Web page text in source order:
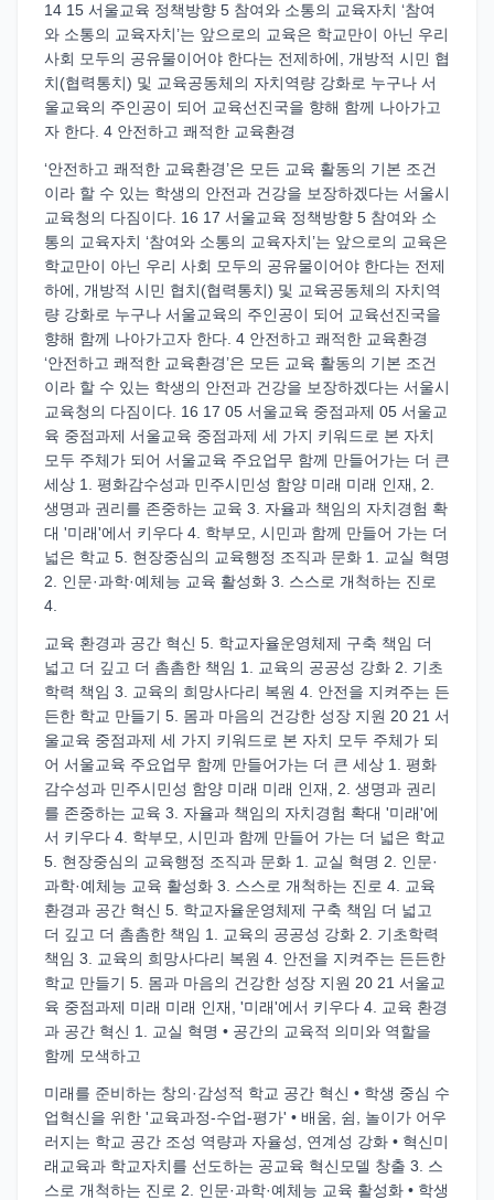
14 15 서울교육 정책방향 5 참여와 소통의 교육자치 ‘참여
와 소통의 교육자치’는 앞으로의 교육은 학교만이 아닌 우리
사회 모두의 공유물이어야 한다는 전제하에, 개방적 시민 협
치(협력통치) 및 교육공동체의 자치역량 강화로 누구나 서
울교육의 주인공이 되어 교육선진국을 향해 함께 나아가고
자 한다. 4 안전하고 쾌적한 교육환경
‘안전하고 쾌적한 교육환경’은 모든 교육 활동의 기본 조건
이라 할 수 있는 학생의 안전과 건강을 보장하겠다는 서울시
교육청의 다짐이다. 16 17 서울교육 정책방향 5 참여와 소
통의 교육자치 ‘참여와 소통의 교육자치’는 앞으로의 교육은
학교만이 아닌 우리 사회 모두의 공유물이어야 한다는 전제
하에, 개방적 시민 협치(협력통치) 및 교육공동체의 자치역
량 강화로 누구나 서울교육의 주인공이 되어 교육선진국을
향해 함께 나아가고자 한다. 4 안전하고 쾌적한 교육환경
‘안전하고 쾌적한 교육환경’은 모든 교육 활동의 기본 조건
이라 할 수 있는 학생의 안전과 건강을 보장하겠다는 서울시
교육청의 다짐이다. 16 17 05 서울교육 중점과제 05 서울교
육 중점과제 서울교육 중점과제 세 가지 키워드로 본 자치
모두 주체가 되어 서울교육 주요업무 함께 만들어가는 더 큰
세상 1. 평화감수성과 민주시민성 함양 미래 미래 인재, 2.
생명과 권리를 존중하는 교육 3. 자율과 책임의 자치경험 확
대 '미래'에서 키우다 4. 학부모, 시민과 함께 만들어 가는 더
넓은 학교 5. 현장중심의 교육행정 조직과 문화 1. 교실 혁명
2. 인문·과학·예체능 교육 활성화 3. 스스로 개척하는 진로
4.
교육 환경과 공간 혁신 5. 학교자율운영체제 구축 책임 더
넓고 더 깊고 더 촘촘한 책임 1. 교육의 공공성 강화 2. 기초
학력 책임 3. 교육의 희망사다리 복원 4. 안전을 지켜주는 든
든한 학교 만들기 5. 몸과 마음의 건강한 성장 지원 20 21 서
울교육 중점과제 세 가지 키워드로 본 자치 모두 주체가 되
어 서울교육 주요업무 함께 만들어가는 더 큰 세상 1. 평화
감수성과 민주시민성 함양 미래 미래 인재, 2. 생명과 권리
를 존중하는 교육 3. 자율과 책임의 자치경험 확대 '미래'에
서 키우다 4. 학부모, 시민과 함께 만들어 가는 더 넓은 학교
5. 현장중심의 교육행정 조직과 문화 1. 교실 혁명 2. 인문·
과학·예체능 교육 활성화 3. 스스로 개척하는 진로 4. 교육
환경과 공간 혁신 5. 학교자율운영체제 구축 책임 더 넓고
더 깊고 더 촘촘한 책임 1. 교육의 공공성 강화 2. 기초학력
책임 3. 교육의 희망사다리 복원 4. 안전을 지켜주는 든든한
학교 만들기 5. 몸과 마음의 건강한 성장 지원 20 21 서울교
육 중점과제 미래 미래 인재, '미래'에서 키우다 4. 교육 환경
과 공간 혁신 1. 교실 혁명 • 공간의 교육적 의미와 역할을
함께 모색하고
미래를 준비하는 창의·감성적 학교 공간 혁신 • 학생 중심 수
업혁신을 위한 '교육과정-수업-평가' • 배움, 쉼, 놀이가 어우
러지는 학교 공간 조성 역량과 자율성, 연계성 강화 • 혁신미
래교육과 학교자치를 선도하는 공교육 혁신모델 창출 3. 스
스로 개척하는 진로 2. 인문·과학·예체능 교육 활성화 • 학생